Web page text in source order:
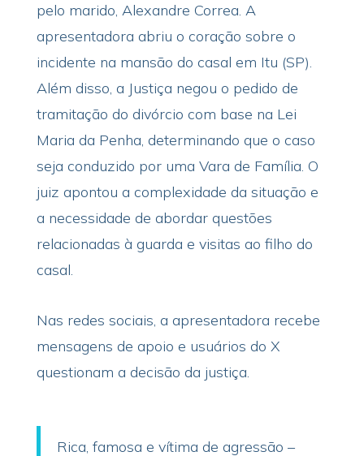
pelo marido, Alexandre Correa. A
apresentadora abriu o coração sobre o
incidente na mansão do casal em Itu (SP).
Além disso, a Justiça negou o pedido de
tramitação do divórcio com base na Lei
Maria da Penha, determinando que o caso
seja conduzido por uma Vara de Família. O
juiz apontou a complexidade da situação e
a necessidade de abordar questões
relacionadas à guarda e visitas ao filho do
casal.
Nas redes sociais, a apresentadora recebe
mensagens de apoio e usuários do X
questionam a decisão da justiça.
Rica, famosa e vítima de agressão –